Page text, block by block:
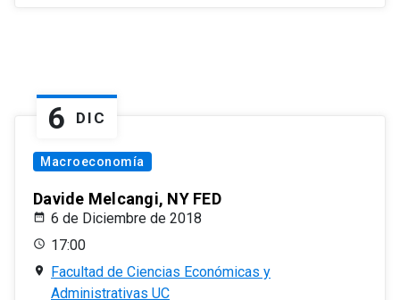
6 DIC
Macroeconomía
Davide Melcangi, NY FED
6 de Diciembre de 2018
17:00
Facultad de Ciencias Económicas y
Administrativas UC